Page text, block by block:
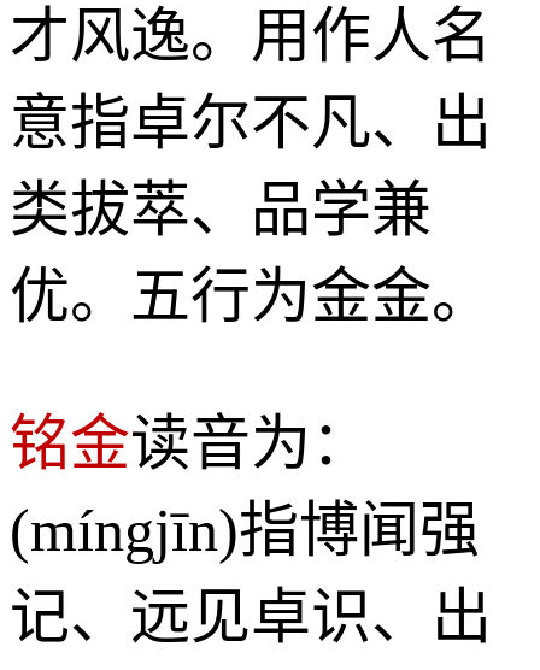
才风逸。用作人名
意指卓尔不凡、出
类拔萃、品学兼
优。五行为金金。
铭金读音为：
(míngjīn)指博闻强
记、远见卓识、出